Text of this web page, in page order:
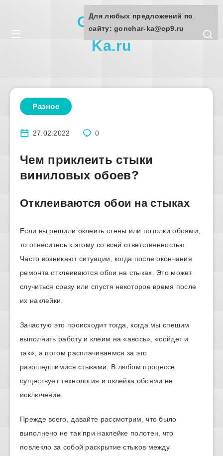
Gonchar-
Ka.ru
Разное
27.02.2022 0
Чем приклеить стыки
виниловых обоев?
Отклеиваются обои на стыках
Если вы решили оклеить стены или потолки обоями,
то отнеситесь к этому со всей ответственностью.
Часто возникают ситуации, когда после окончания
ремонта отклеиваются обои на стыках. Это может
случиться сразу или спустя некоторое время после
их наклейки.
Зачастую это происходит тогда, когда мы спешим
выполнить работу и клеим на «авось», «сойдет и
так», а потом расплачиваемся за это
разошедшимися стыками. В любом процессе
существует технология и оклейка обоями не
исключение.
Прежде всего, давайте рассмотрим, что было
выполнено не так при наклейке полотен, что
повлекло за собой раскрытие стыков между
Для любых предложений по
сайту: gonchar-ka@cp9.ru